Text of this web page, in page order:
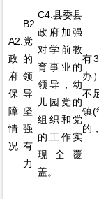
A2.
政
府
保
障
情
况
B2.
党
的
领
导
坚
强
有
力
C4.县委县
政府加强
对学前教
育事业的
领导，幼
儿园党的
组织和党
的工作实
现全覆
盖。
有
办
不
镇(
的